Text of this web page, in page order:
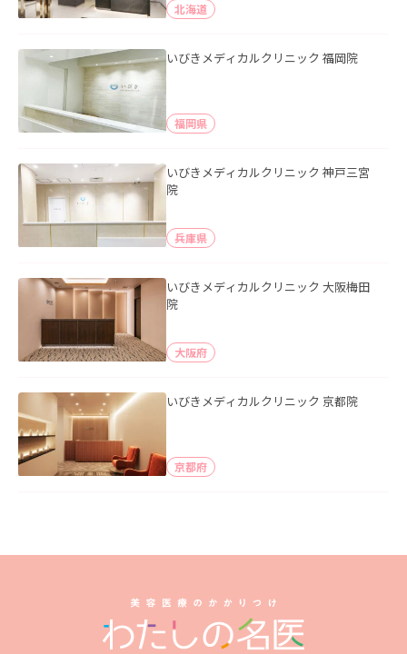
北海道
いびきメディカルクリニック 福岡院
福岡県
いびきメディカルクリニック 神戸三宮
院
兵庫県
いびきメディカルクリニック 大阪梅田
院
大阪府
いびきメディカルクリニック 京都院
京都府